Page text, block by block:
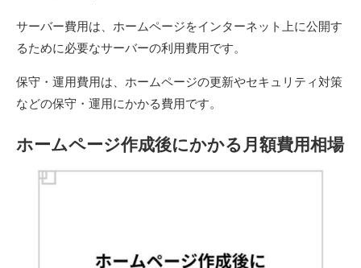
サーバー費用は、ホームページをインターネット上に公開す
るために必要なサーバーの利用費用です。
保守・運用費用は、ホームページの更新やセキュリティ対策
などの保守・運用にかかる費用です。
ホームページ作成後にかかる月額費用相場